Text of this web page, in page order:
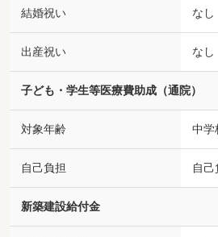
結婚祝い なし
出産祝い なし
子ども・学生等医療費助成（通院）
対象年齢 中学
自己負担 自己
新築建設給付金